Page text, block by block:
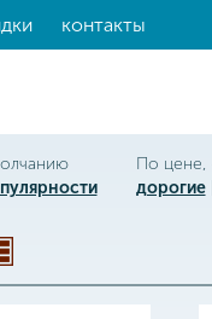
контакты
По цене,
дорогие|